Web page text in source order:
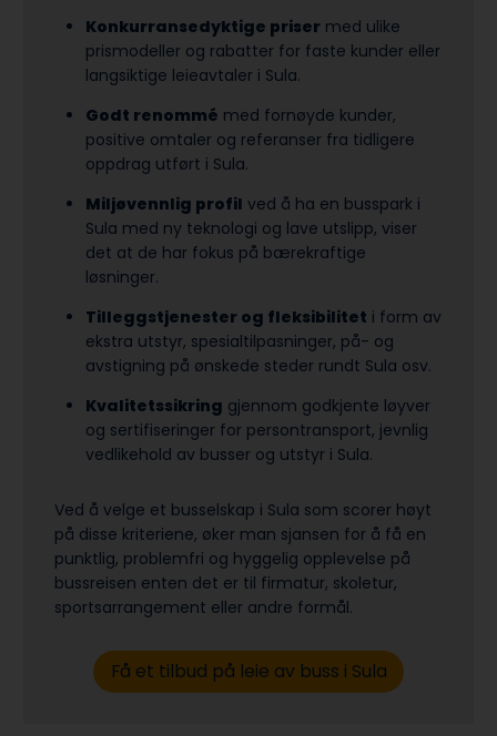
Konkurransedyktige priser med ulike
prismodeller og rabatter for faste kunder eller
langsiktige leieavtaler i Sula.
Godt renommé med fornøyde kunder,
positive omtaler og referanser fra tidligere
oppdrag utført i Sula.
Miljøvennlig profil ved å ha en busspark i
Sula med ny teknologi og lave utslipp, viser
det at de har fokus på bærekraftige
løsninger.
Tilleggstjenester og fleksibilitet i form av
ekstra utstyr, spesialtilpasninger, på- og
avstigning på ønskede steder rundt Sula osv.
Kvalitetssikring gjennom godkjente løyver
og sertifiseringer for persontransport, jevnlig
vedlikehold av busser og utstyr i Sula.
Ved å velge et busselskap i Sula som scorer høyt
på disse kriteriene, øker man sjansen for å få en
punktlig, problemfri og hyggelig opplevelse på
bussreisen enten det er til firmatur, skoletur,
sports­arrangement eller andre formål.
Få et tilbud på leie av buss i Sula